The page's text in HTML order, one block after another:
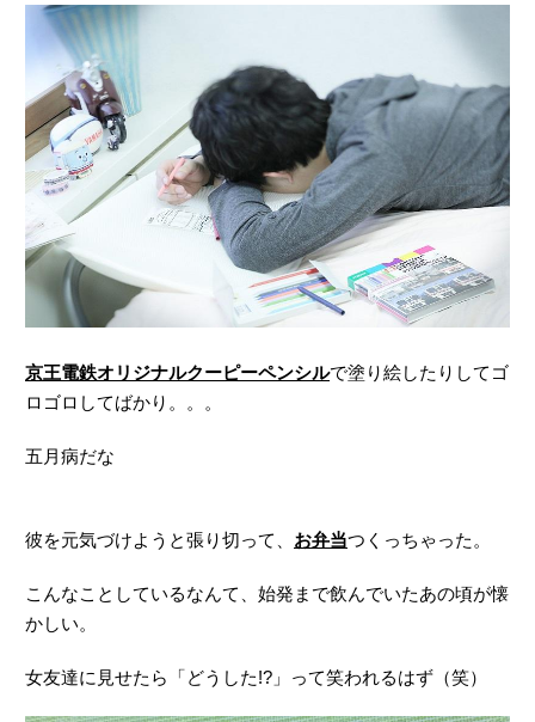
京王電鉄オリジナルクーピーペンシルで塗り絵したりしてゴ
ロゴロしてばかり。。。
五月病だな
彼を元気づけようと張り切って、 お弁当つくっちゃった。
こんなことしているなんて、始発まで飲んでいたあの頃が懐
かしい。
女友達に見せたら「どうした!?」って笑われるはず（笑）